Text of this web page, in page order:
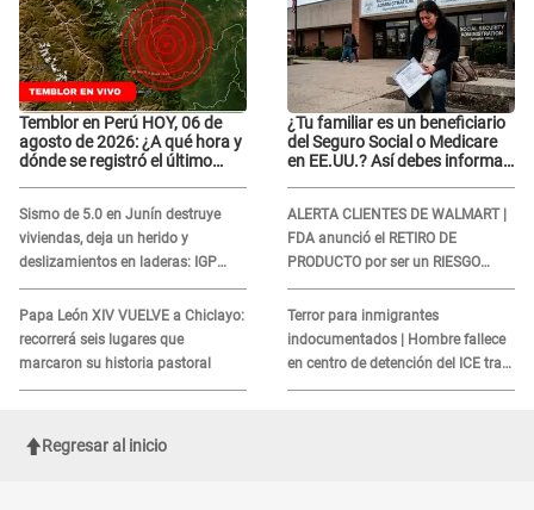
Temblor en Perú HOY, 06 de
agosto de 2026: ¿A qué hora y
dónde se registró el último
Sismo de 5.0 en Junín destruye
viviendas, deja un herido y
deslizamientos en laderas: IGP
alerta sobre posibles réplicas
Papa León XIV VUELVE a Chiclayo:
recorrerá seis lugares que
marcaron su historia pastoral
¿Tu familiar es un beneficiario
del Seguro Social o Medicare
en EE.UU.? Así debes informar
ALERTA CLIENTES DE WALMART |
FDA anunció el RETIRO DE
PRODUCTO por ser un RIESGO
MORTAL para consumidores: ¿Cuál
es?
Terror para inmigrantes
indocumentados | Hombre fallece
en centro de detención del ICE tras
sufrir una "emergencia médica"
Regresar al inicio